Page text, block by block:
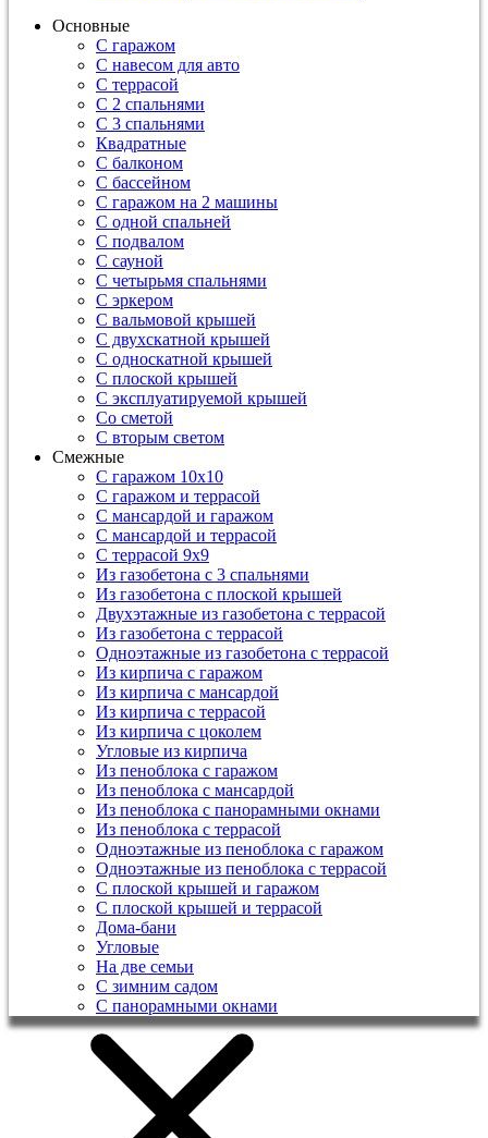
Основные
С гаражом
С навесом для авто
С террасой
С 2 спальнями
С 3 спальнями
Квадратные
С балконом
С бассейном
С гаражом на 2 машины
С одной спальней
С подвалом
С сауной
С четырьмя спальнями
С эркером
С вальмовой крышей
С двухскатной крышей
С односкатной крышей
С плоской крышей
С эксплуатируемой крышей
Со сметой
С вторым светом
Смежные
С гаражом 10х10
С гаражом и террасой
С мансардой и гаражом
С мансардой и террасой
С террасой 9х9
Из газобетона с 3 спальнями
Из газобетона с плоской крышей
Двухэтажные из газобетона с террасой
Из газобетона с террасой
Одноэтажные из газобетона с террасой
Из кирпича с гаражом
Из кирпича с мансардой
Из кирпича с террасой
Из кирпича с цоколем
Угловые из кирпича
Из пеноблока с гаражом
Из пеноблока с мансардой
Из пеноблока с панорамными окнами
Из пеноблока с террасой
Одноэтажные из пеноблока с гаражом
Одноэтажные из пеноблока с террасой
С плоской крышей и гаражом
С плоской крышей и террасой
Дома-бани
Угловые
На две семьи
С зимним садом
С панорамными окнами